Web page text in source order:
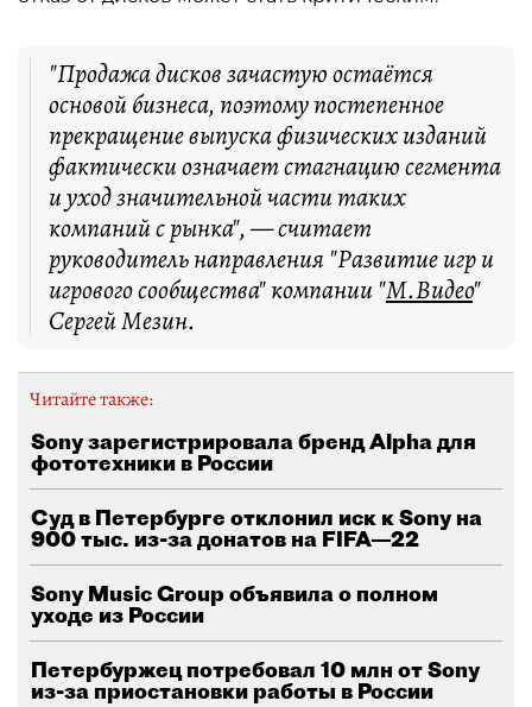
"Продажа дисков зачастую остаётся
основой бизнеса, поэтому постепенное
прекращение выпуска физических изданий
фактически означает стагнацию сегмента
и уход значительной части таких
компаний с рынка", — считает
руководитель направления "Развитие игр и
игрового сообщества" компании "М.Видео"
Сергей Мезин.
Читайте также:
Sony зарегистрировала бренд Alpha для
фототехники в России
Суд в Петербурге отклонил иск к Sony на
900 тыс. из-за донатов на FIFA—22
Sony Music Group объявила о полном
уходе из России
Петербуржец потребовал 10 млн от Sony
из-за приостановки работы в России